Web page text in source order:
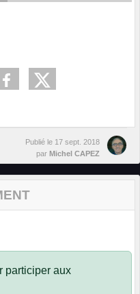
Publié le 17 sept. 2018
par Michel CAPEZ
participer aux